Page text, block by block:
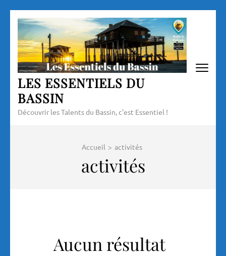
Aller
contenu
(Pressez
Entrée)
LES ESSENTIELS DU
BASSIN
Découvrir les Talents du Bassin, c'est Essentiel !
Accueil > activités
activités
Aucun résultat